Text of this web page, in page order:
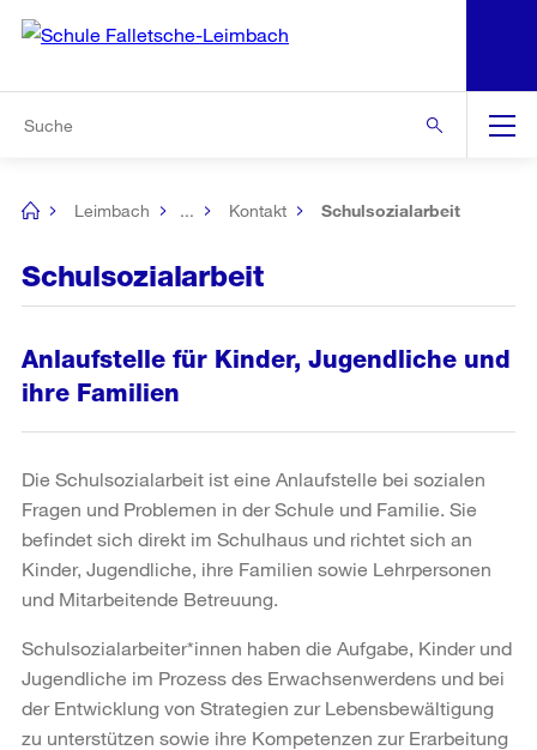
Navigation
[no
Leimbach ... Kontakt Schulsozialarbeit
Schulsozialarbeit
Anlaufstelle für Kinder, Jugendliche und
ihre Familien
Die Schulsozialarbeit ist eine Anlaufstelle bei sozialen
Fragen und Problemen in der Schule und Familie. Sie
befindet sich direkt im Schulhaus und richtet sich an
Kinder, Jugendliche, ihre Familien sowie Lehrpersonen
und Mitarbeitende Betreuung.
Schulsozialarbeiter*innen haben die Aufgabe, Kinder und
Jugendliche im Prozess des Erwachsenwerdens und bei
der Entwicklung von Strategien zur Lebensbewältigung
zu unterstützen sowie ihre Kompetenzen zur Erarbeitung